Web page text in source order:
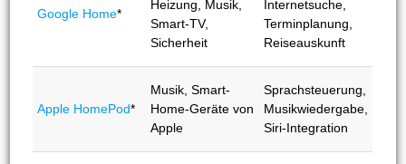
Google Home*
Heizung, Musik,
Smart-TV,
Sicherheit
Internetsuche,
Terminplanung,
Reiseauskunft
Apple HomePod*
Musik, Smart-
Home-Geräte von
Apple
Sprachsteuerung,
Musikwiedergabe,
Siri-Integration